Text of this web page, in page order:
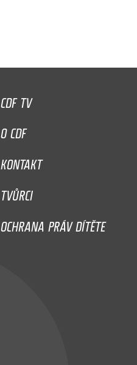
CDF TV
O CDF
KONTAKT
TVŮRCI
OCHRANA PRÁV DÍTĚTE